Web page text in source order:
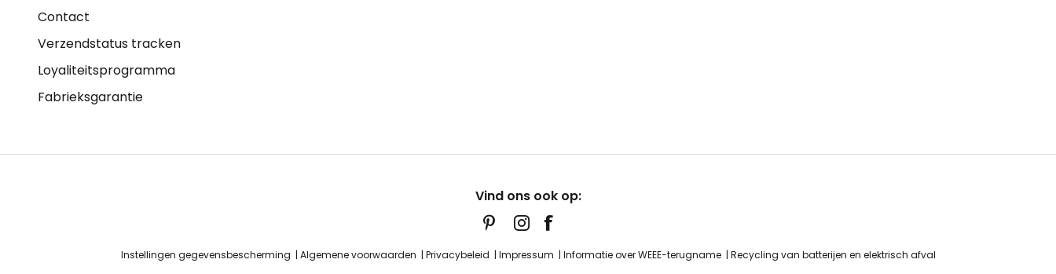
Contact
Verzendstatus tracken
Loyaliteitsprogramma
Fabrieksgarantie
Vind ons ook op:
Instellingen gegevensbescherming Algemene voorwaarden Privacybeleid Impressum Informatie over WEEE-terugname Recycling van batterijen en elektrisch afval